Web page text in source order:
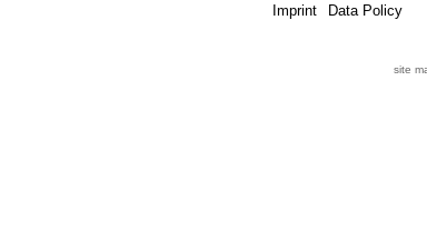
Imprint Data Policy
site